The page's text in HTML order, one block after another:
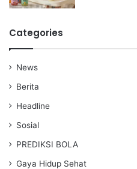
Categories
News
Berita
Headline
Sosial
PREDIKSI BOLA
Gaya Hidup Sehat